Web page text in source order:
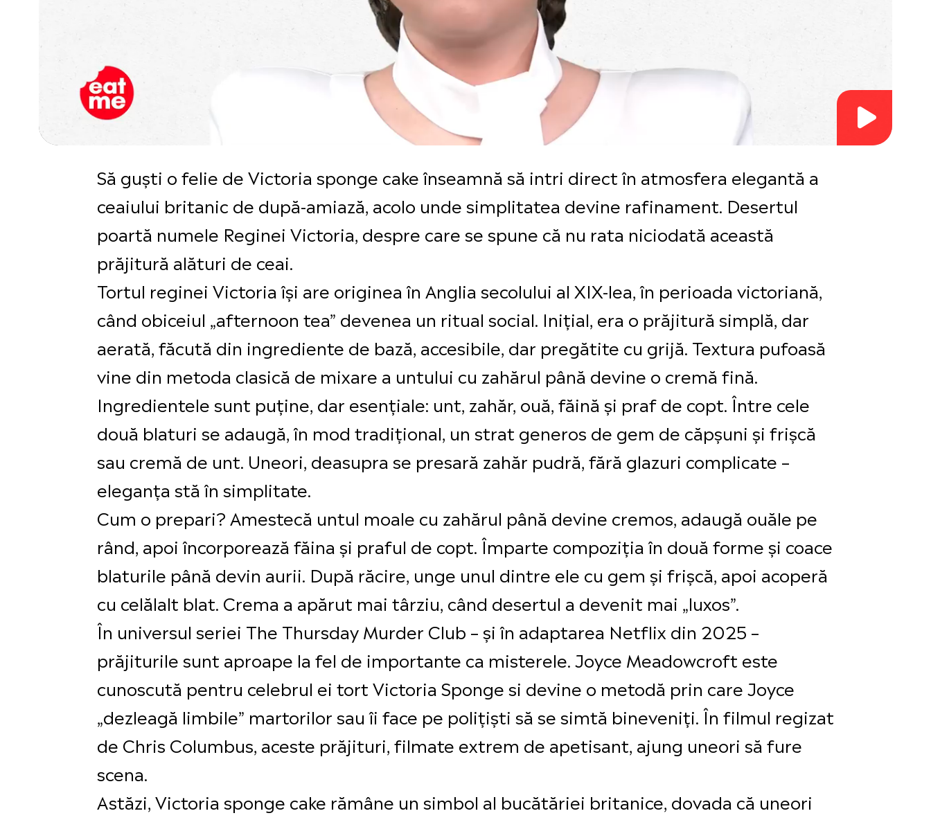
Să guști o felie de Victoria sponge cake înseamnă să intri direct în atmosfera elegantă a
ceaiului britanic de după-amiază, acolo unde simplitatea devine rafinament. Desertul
poartă numele Reginei Victoria, despre care se spune că nu rata niciodată această
prăjitură alături de ceai.
Tortul reginei Victoria își are originea în Anglia secolului al XIX-lea, în perioada victoriană,
când obiceiul „afternoon tea” devenea un ritual social. Inițial, era o prăjitură simplă, dar
aerată, făcută din ingrediente de bază, accesibile, dar pregătite cu grijă. Textura pufoasă
vine din metoda clasică de mixare a untului cu zahărul până devine o cremă fină.
Ingredientele sunt puține, dar esențiale: unt, zahăr, ouă, făină și praf de copt. Între cele
două blaturi se adaugă, în mod tradițional, un strat generos de gem de căpșuni și frișcă
sau cremă de unt. Uneori, deasupra se presară zahăr pudră, fără glazuri complicate –
eleganța stă în simplitate.
Cum o prepari? Amestecă untul moale cu zahărul până devine cremos, adaugă ouăle pe
rând, apoi încorporează făina și praful de copt. Împarte compoziția în două forme și coace
blaturile până devin aurii. După răcire, unge unul dintre ele cu gem și frișcă, apoi acoperă
cu celălalt blat. Crema a apărut mai târziu, când desertul a devenit mai „luxos”.
În universul seriei The Thursday Murder Club – și în adaptarea Netflix din 2025 –
prăjiturile sunt aproape la fel de importante ca misterele. Joyce Meadowcroft este
cunoscută pentru celebrul ei tort Victoria Sponge si devine o metodă prin care Joyce
„dezleagă limbile” martorilor sau îi face pe polițiști să se simtă bineveniți. În filmul regizat
de Chris Columbus, aceste prăjituri, filmate extrem de apetisant, ajung uneori să fure
scena.
Astăzi, Victoria sponge cake rămâne un simbol al bucătăriei britanice, dovada că uneori